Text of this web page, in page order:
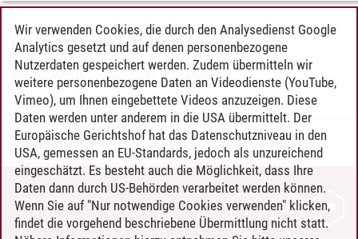
LEHRVERANSTALTUNGEN
Keine Veranstaltungen gefunden.
L. J. Heckler/28.04.2026
KONTAKT
LEUPHANA ALS ARBEITGEBER
Wir verwenden Cookies, die durch den Analysedienst Google
Analytics gesetzt und auf denen personenbezogene
Nutzerdaten gespeichert werden. Zudem übermitteln wir
weitere personenbezogene Daten an Videodienste (YouTube,
Vimeo), um Ihnen eingebettete Videos anzuzeigen. Diese
Daten werden unter anderem in die USA übermittelt. Der
Europäische Gerichtshof hat das Datenschutzniveau in den
USA, gemessen an EU-Standards, jedoch als unzureichend
eingeschätzt. Es besteht auch die Möglichkeit, dass Ihre
Daten dann durch US-Behörden verarbeitet werden können.
Wenn Sie auf "Nur notwendige Cookies verwenden" klicken,
findet die vorgehend beschriebene Übermittlung nicht statt.